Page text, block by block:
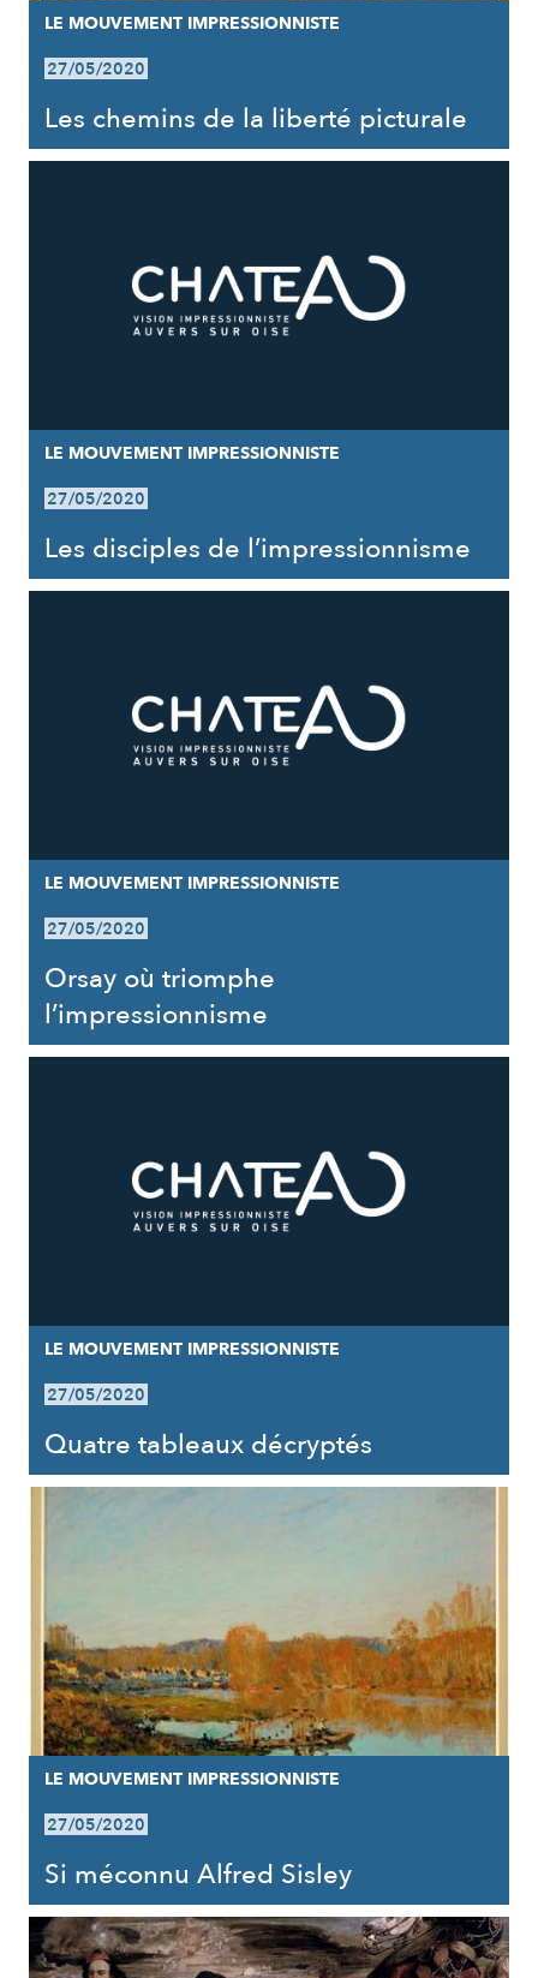
LE MOUVEMENT IMPRESSIONNISTE
27/05/2020
Les chemins de la liberté picturale
LE MOUVEMENT IMPRESSIONNISTE
27/05/2020
Les disciples de l’impressionnisme
LE MOUVEMENT IMPRESSIONNISTE
27/05/2020
Orsay où triomphe
l’impressionnisme
LE MOUVEMENT IMPRESSIONNISTE
27/05/2020
Quatre tableaux décryptés
LE MOUVEMENT IMPRESSIONNISTE
27/05/2020
Si méconnu Alfred Sisley